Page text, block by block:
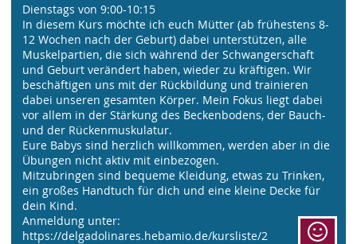
Dienstags von 9:00-10:15
In diesem Kurs möchte ich euch Mütter (ab frühestens 8-
12 Wochen nach der Geburt) dabei unterstützen, alle
Muskelpartien, die sich während der Schwangerschaft
und Geburt verändert haben, wieder zu kräftigen. Wir
beschäftigen uns mit der Rückbildung und trainieren
dabei unseren gesamten Körper. Mein Fokus liegt dabei
vor allem in der Stärkung des Beckenbodens, der Bauch-
und der Rückenmuskulatur.
Eure Babys sind herzlich willkommen, werden aber in die
Übungen nicht aktiv mit einbezogen.
Mitzubringen sind bequeme Kleidung, etwas zu Trinken,
ein großes Handtuch für dich und eine kleine Decke für
dein Kind.
Anmeldung unter:
https://delgadolinares.hebamio.de/kursliste/2